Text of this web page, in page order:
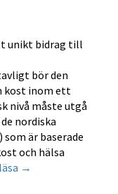
unikt bidrag till
bör den
kost inom ett
nivå måste utgå
nordiska
är baserade
och hälsa
Mat,
→